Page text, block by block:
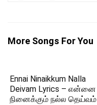
More Songs For You
Ennai Ninaikkum Nalla
Deivam Lyrics – என்னை
நினைக்கும் நல்ல தெய்வம்